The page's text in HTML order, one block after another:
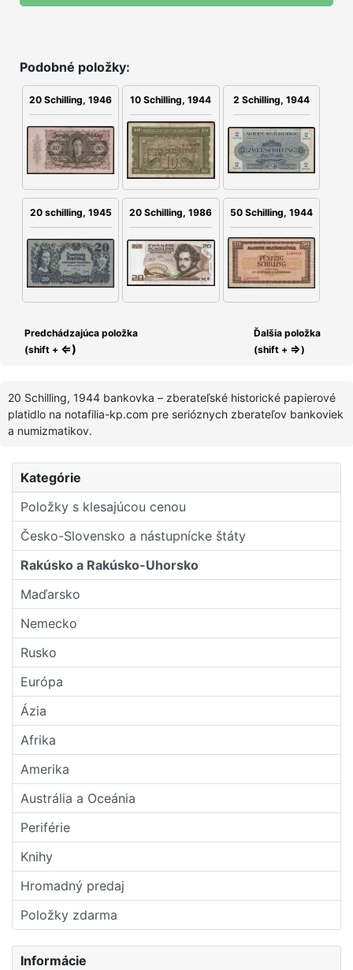
Kategórie
Položky s klesajúcou cenou
Česko-Slovensko a nástupní­cke štáty
Rakúsko a Rakúsko-Uhorsko
Maďarsko
Nemecko
Rusko
Európa
Ázia
Afrika
Amerika
Austrália a Oceánia
Periférie
Knihy
Hromadný predaj
Položky zdarma
Informácie
Podobné položky:
20 Schilling, 1946 10 Schilling, 1944 2 Schilling, 1944
20 schilling, 1945 20 Schilling, 1986 50 Schilling, 1944
Predchádzajúca položka
(shift + ⇐)
Ďalšia položka
(shift + ⇒)
20 Schilling, 1944 bankovka – zberateľské historické papierové
platidlo na notafilia-kp.com pre serióznych zberateľov bankoviek
a numizmatikov.